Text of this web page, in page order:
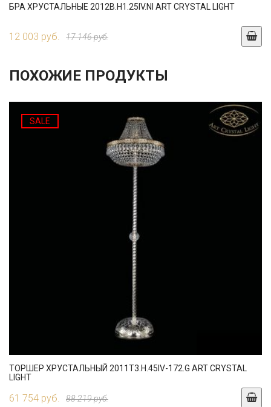
БРА ХРУСТАЛЬНЫЕ 2012B.H1.25IV.NI ART CRYSTAL LIGHT
12 003 руб. 17 146 руб.
ПОХОЖИЕ ПРОДУКТЫ
SALE
ТОРШЕР ХРУСТАЛЬНЫЙ 2011T3.H.45IV-172.G ART CRYSTAL
LIGHT
61 754 руб. 88 219 руб.